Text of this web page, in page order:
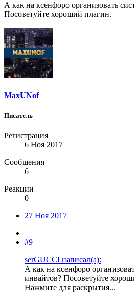
А как на ксенфоро организовать
Посоветуйте хороший плагин.
MaxUNof
Писатель
Регистрация
6 Ноя 2017
Сообщения
6
Реакции
0
27 Ноя 2017
#9
serGUCCI написал(а):
А как на ксенфоро
инвайтов? Посоветуйте
Нажмите для раскрытия...